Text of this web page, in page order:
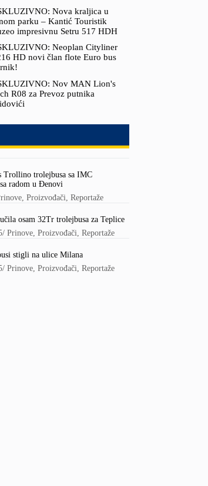
Nova kraljica u
parku – Kantić Touristik
impresivnu Setru 517 HDH
Neoplan Cityliner
HD novi član flote Euro bus
Nov MAN Lion's
R08 za Prevoz putnika
Trollino trolejbusa sa IMC
radom u Đenovi
,Proizvođači,Reportaže
osam 32Tr trolejbusa za Teplice
/Prinove,Proizvođači,Reportaže
stigli na ulice Milana
/Prinove,Proizvođači,Reportaže